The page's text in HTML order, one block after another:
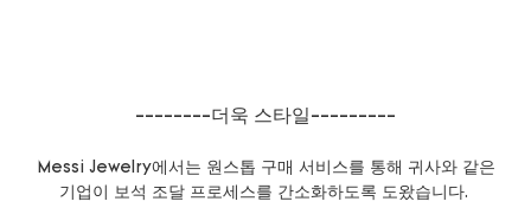
--------더욱 스타일---------
Messi Jewelry에서는 원스톱 구매 서비스를 통해 귀사와 같은
기업이 보석 조달 프로세스를 간소화하도록 도왔습니다.